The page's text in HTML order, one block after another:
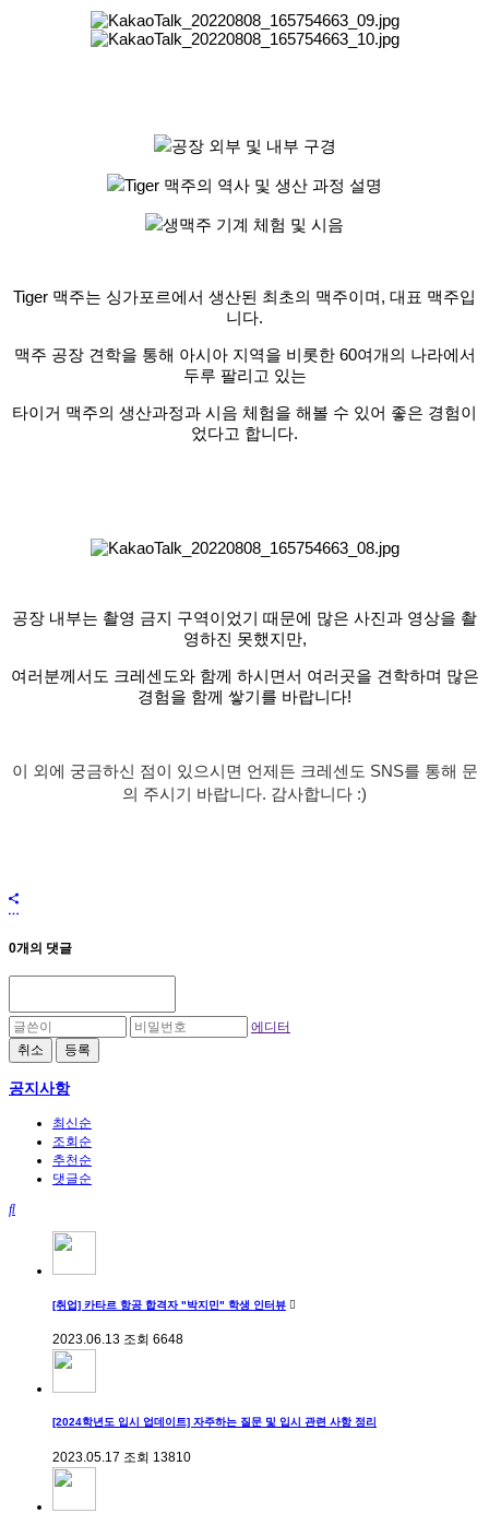
공장 외부 및 내부 구경
Tiger 맥주의 역사 및 생산 과정 설명
생맥주 기계 체험 및 시음
Tiger 맥주는 싱가포르에서 생산된 최초의 맥주이며, 대표 맥주입
니다.
맥주 공장 견학을 통해 아시아 지역을 비롯한 60여개의 나라에서
두루 팔리고 있는
타이거 맥주의 생산과정과 시음 체험을 해볼 수 있어 좋은 경험이
었다고 합니다.
공장 내부는 촬영 금지 구역이었기 때문에 많은 사진과 영상을 촬
영하진 못했지만,
여러분께서도 크레센도와 함께 하시면서 여러곳을 견학하며 많은
경험을 함께 쌓기를 바랍니다!
이 외에 궁금하신 점이 있으시면 언제든 크레센도 SNS를 통해 문
의 주시기 바랍니다. 감사합니다 :)
0개의 댓글
에디터
취소
등록
공지사항
최신순
조회순
추천순
댓글순
[취업] 카타르 항공 합격자 "박지민" 학생 인터뷰
2023.06.13 조회 6648
[2024학년도 입시 업데이트] 자주하는 질문 및 입시 관련 사항 정리
2023.05.17 조회 13810